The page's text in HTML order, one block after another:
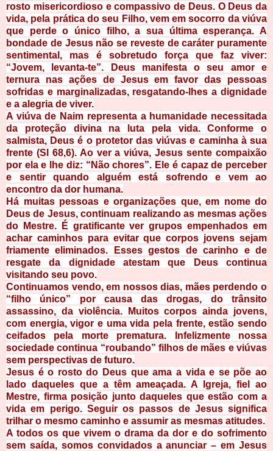
rosto misericordioso e compassivo de Deus. O Deus da
vida, pela prática do seu Filho, vem em socorro da viúva
que perde o único filho, a sua última esperança. A
bondade de Jesus não se reveste de caráter puramente
sentimental, mas é sobretudo força que faz viver:
“Jovem, levanta-te”. Deus manifesta o seu amor e
ternura nas ações de Jesus em favor das pessoas
sofridas e marginalizadas, resgatando-lhes a dignidade
e a alegria de viver.
A viúva de Naim representa a humanidade necessitada
da proteção divina na luta pela vida. Conforme o
salmista, Deus é o protetor das viúvas e caminha à sua
frente (Sl 68,6). Ao ver a viúva, Jesus sente compaixão
por ela e lhe diz: “Não chores”. Ele é capaz de perceber
e sentir quando alguém está sofrendo e vem ao
encontro da dor humana.
Há muitas pessoas e organizações que, em nome do
Deus de Jesus, continuam realizando as mesmas ações
do Mestre. É gratificante ver grupos empenhados em
achar caminhos para evitar que corpos jovens sejam
friamente eliminados. Esses gestos de carinho e de
resgate da dignidade atestam que Deus continua
visitando seu povo.
Continuamos vendo, em nossos dias, mães perdendo o
“filho único” por causa das drogas, do trânsito
assassino, da violência. Muitos corpos ainda jovens,
com energia, vigor e uma vida pela frente, estão sendo
ceifados pela morte prematura. Infelizmente nossa
sociedade continua “roubando” filhos de mães e viúvas
sem perspectivas de futuro.
Jesus é o rosto do Deus que ama a vida e se põe ao
lado daqueles que a têm ameaçada. A Igreja, fiel ao
Mestre, firma posição junto daqueles que estão com a
vida em perigo. Seguir os passos de Jesus significa
trilhar o mesmo caminho e assumir as mesmas atitudes.
A todos os que vivem o drama da dor e do sofrimento
sem saída, somos convidados a anunciar – em Jesus